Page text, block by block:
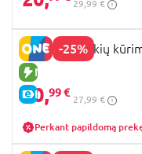
29,99 €
-25%
NAUJA PREKĖ
E-KAINA
HAPE apyrankių
20,99 €
27,99 €
Perkant papildomą